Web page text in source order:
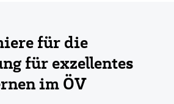
für die
für exzellentes
im ÖV